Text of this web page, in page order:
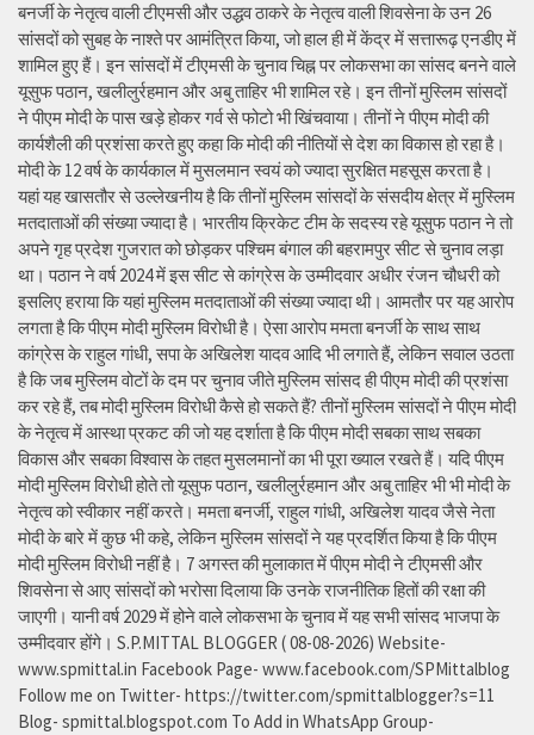
बनर्जी के नेतृत्व वाली टीएमसी और उद्धव ठाकरे के नेतृत्व वाली शिवसेना के उन 26
सांसदों को सुबह के नाश्ते पर आमंत्रित किया, जो हाल ही में केंद्र में सत्तारूढ़ एनडीए में
शामिल हुए हैं। इन सांसदों में टीएमसी के चुनाव चिह्न पर लोकसभा का सांसद बनने वाले
यूसुफ पठान, खलीलुर्रहमान और अबु ताहिर भी शामिल रहे। इन तीनों मुस्लिम सांसदों
ने पीएम मोदी के पास खड़े होकर गर्व से फोटो भी खिंचवाया। तीनों ने पीएम मोदी की
कार्यशैली की प्रशंसा करते हुए कहा कि मोदी की नीतियों से देश का विकास हो रहा है।
मोदी के 12 वर्ष के कार्यकाल में मुसलमान स्वयं को ज्यादा सुरक्षित महसूस करता है।
यहां यह खासतौर से उल्लेखनीय है कि तीनों मुस्लिम सांसदों के संसदीय क्षेत्र में मुस्लिम
मतदाताओं की संख्या ज्यादा है। भारतीय क्रिकेट टीम के सदस्य रहे यूसुफ पठान ने तो
अपने गृह प्रदेश गुजरात को छोड़कर पश्चिम बंगाल की बहरामपुर सीट से चुनाव लड़ा
था। पठान ने वर्ष 2024 में इस सीट से कांग्रेस के उम्मीदवार अधीर रंजन चौधरी को
इसलिए हराया कि यहां मुस्लिम मतदाताओं की संख्या ज्यादा थी। आमतौर पर यह आरोप
लगता है कि पीएम मोदी मुस्लिम विरोधी है। ऐसा आरोप ममता बनर्जी के साथ साथ
कांग्रेस के राहुल गांधी, सपा के अखिलेश यादव आदि भी लगाते हैं, लेकिन सवाल उठता
है कि जब मुस्लिम वोटों के दम पर चुनाव जीते मुस्लिम सांसद ही पीएम मोदी की प्रशंसा
कर रहे हैं, तब मोदी मुस्लिम विरोधी कैसे हो सकते हैं? तीनों मुस्लिम सांसदों ने पीएम मोदी
के नेतृत्व में आस्था प्रकट की जो यह दर्शाता है कि पीएम मोदी सबका साथ सबका
विकास और सबका विश्वास के तहत मुसलमानों का भी पूरा ख्याल रखते हैं। यदि पीएम
मोदी मुस्लिम विरोधी होते तो यूसुफ पठान, खलीलुर्रहमान और अबु ताहिर भी भी मोदी के
नेतृत्व को स्वीकार नहीं करते। ममता बनर्जी, राहुल गांधी, अखिलेश यादव जैसे नेता
मोदी के बारे में कुछ भी कहे, लेकिन मुस्लिम सांसदों ने यह प्रदर्शित किया है कि पीएम
मोदी मुस्लिम विरोधी नहीं है। 7 अगस्त की मुलाकात में पीएम मोदी ने टीएमसी और
शिवसेना से आए सांसदों को भरोसा दिलाया कि उनके राजनीतिक हितों की रक्षा की
जाएगी। यानी वर्ष 2029 में होने वाले लोकसभा के चुनाव में यह सभी सांसद भाजपा के
उम्मीदवार होंगे। S.P.MITTAL BLOGGER ( 08-08-2026) Website-
www.spmittal.in Facebook Page- www.facebook.com/SPMittalblog
Follow me on Twitter- https://twitter.com/spmittalblogger?s=11
Blog- spmittal.blogspot.com To Add in WhatsApp Group-